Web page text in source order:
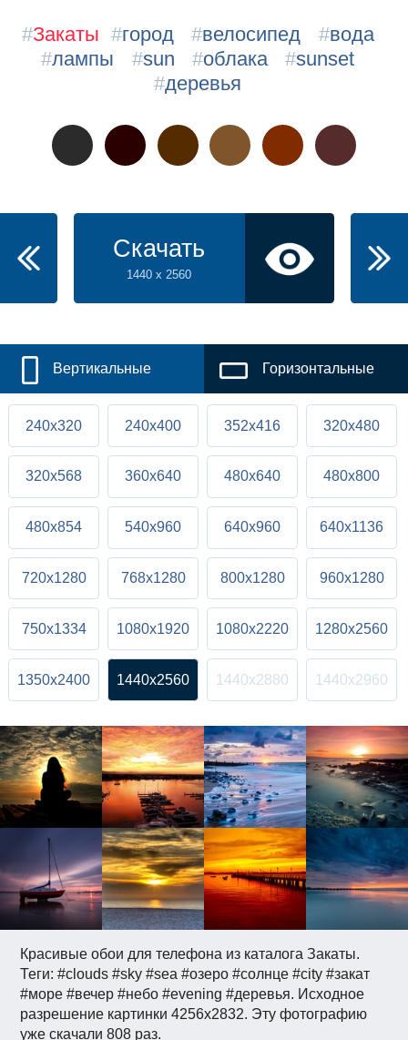
Красивые обои для телефона из каталога Закаты.
Теги: #clouds #sky #sea #озеро #солнце #city #закат
#море #вечер #небо #evening #деревья. Исходное
разрешение картинки 4256x2832. Эту фотографию
уже скачали 808 раз.
#Закаты #город #велосипед #вода
#лампы #sun #облака #sunset
#деревья
Скачать
1440 x 2560
Вертикальные Горизонтальные
240x320 240x400 352x416 320x480
320x568 360x640 480x640 480x800
480x854 540x960 640x960 640x1136
720x1280 768x1280 800x1280 960x1280
750x1334 1080x1920 1080x2220 1280x2560
1350x2400 1440x2560 1440x2880 1440x2960